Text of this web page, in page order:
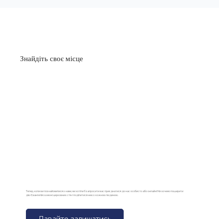
Знайдіть своє місце
Тепер, коли ви познайомилися з нами, ми хотіли б запросити вас приєднатися до нас особисто або онлайн! Ми хочемо поширити
дію Євангелія за межі церковних стін і поділитися нею з кожною людиною.